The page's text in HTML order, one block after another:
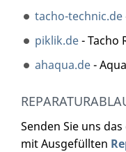
tacho-technic.de
piklik.de- Tacho
ahaqua.de-
Senden Sie uns
mit Ausgefüllten